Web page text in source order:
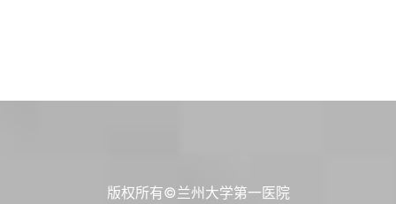
版权所有©兰州大学第一医院